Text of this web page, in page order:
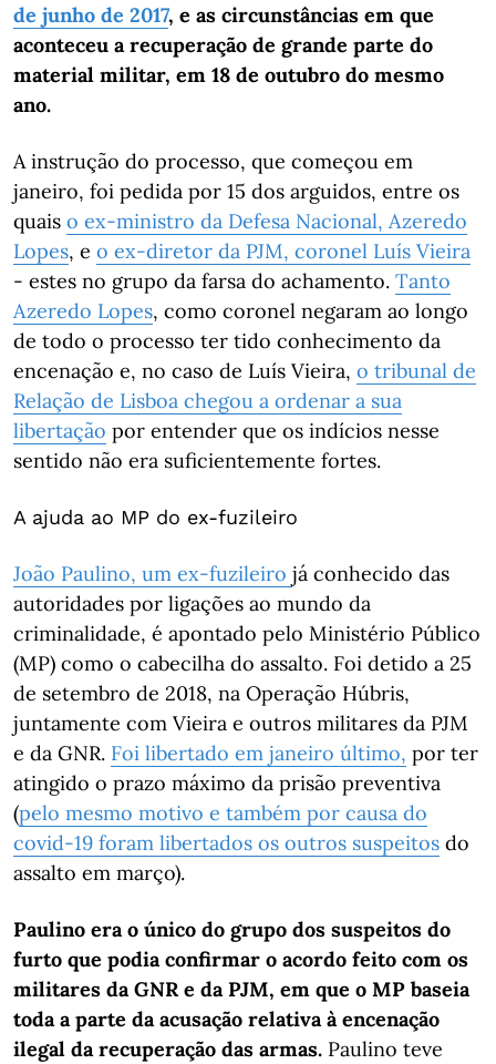
de junho de 2017, e as circunstâncias em que
aconteceu a recuperação de grande parte do
material militar, em 18 de outubro do mesmo
ano.
A instrução do processo, que começou em
janeiro, foi pedida por 15 dos arguidos, entre os
quais o ex-ministro da Defesa Nacional, Azeredo
Lopes, e o ex-diretor da PJM, coronel Luís Vieira
- estes no grupo da farsa do achamento. Tanto
Azeredo Lopes, como coronel negaram ao longo
de todo o processo ter tido conhecimento da
encenação e, no caso de Luís Vieira, o tribunal de
Relação de Lisboa chegou a ordenar a sua
libertação por entender que os indícios nesse
sentido não era suficientemente fortes.
A ajuda ao MP do ex-fuzileiro
João Paulino, um ex-fuzileiro já conhecido das
autoridades por ligações ao mundo da
criminalidade, é apontado pelo Ministério Público
(MP) como o cabecilha do assalto. Foi detido a 25
de setembro de 2018, na Operação Húbris,
juntamente com Vieira e outros militares da PJM
e da GNR. Foi libertado em janeiro último, por ter
atingido o prazo máximo da prisão preventiva
(pelo mesmo motivo e também por causa do
covid-19 foram libertados os outros suspeitos do
assalto em março).
Paulino era o único do grupo dos suspeitos do
furto que podia confirmar o acordo feito com os
militares da GNR e da PJM, em que o MP baseia
toda a parte da acusação relativa à encenação
ilegal da recuperação das armas. Paulino teve